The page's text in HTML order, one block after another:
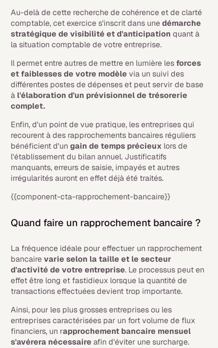
Au-delà de cette recherche de cohérence et de clarté
comptable, cet exercice s'inscrit dans unedémarche
stratégique de visibilité et d'anticipation quant à
la situation comptable de votre entreprise.
Il permet entre autres de mettre en lumière lesforces
et faiblesses de votre modèlevia un suivi des
différentes postes de dépenses et peut servir de base
à l'élaboration d'un prévisionnel de trésorerie
complet.
Enfin, d'un point de vue pratique, les entreprises qui
recourent à des rapprochements bancaires réguliers
bénéficient d'ungain de temps précieux lors de
l'établissement du bilan annuel. Justificatifs
manquants, erreurs de saisie, impayés et autres
irrégularités auront en effet déjà été traités.
{{component-cta-rapprochement-bancaire}}
Quand faire un rapprochement bancaire ?
La fréquence idéale pour effectuer un rapprochement
bancairevarie selon la taille et le secteur
d'activité de votre entreprise. Le processus peut en
effet être long et fastidieux lorsque la quantité de
transactions effectuées devient trop importante.
Ainsi, pour les plus grosses entreprises ou les
entreprises caractérisées par un fort volume de flux
financiers, un rapprochement bancaire mensuel
s'avérera nécessaire afin d'éviter une surcharge.